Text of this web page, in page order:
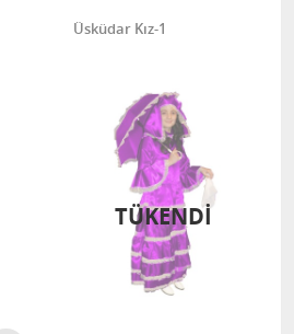
Üsküdar Kız-1
TÜKENDI